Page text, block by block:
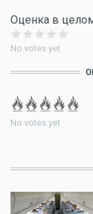
Оценка в
No votes yet
No votes yet